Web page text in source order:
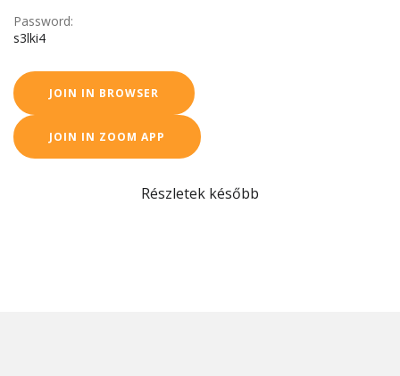
Password:
s3lki4
JOIN IN BROWSER
JOIN IN ZOOM APP
Részletek később